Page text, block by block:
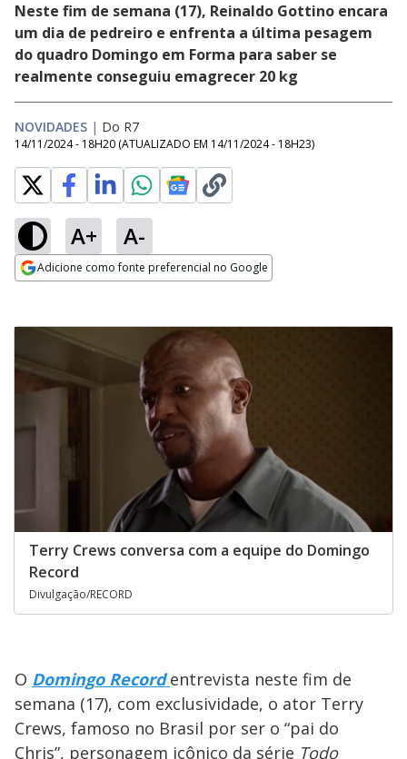
Neste fim de semana (17), Reinaldo Gottino encara
um dia de pedreiro e enfrenta a última pesagem
do quadro Domingo em Forma para saber se
realmente conseguiu emagrecer 20 kg
NOVIDADES | Do R7
14/11/2024 - 18H20 (ATUALIZADO EM 14/11/2024 - 18H23)
A+ A-
Adicione como fonte preferencial no Google
Terry Crews conversa com a equipe do Domingo
Record
Divulgação/RECORD
O Domingo Record entrevista neste fim de
semana (17), com exclusividade, o ator Terry
Crews, famoso no Brasil por ser o “pai do
Chris”, personagem icônico da série Todo